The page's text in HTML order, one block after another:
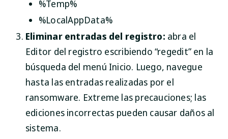
%Temp%
%LocalAppData%
Eliminar entradas del registro: abra el
Editor del registro escribiendo “regedit” en la
búsqueda del menú Inicio. Luego, navegue
hasta las entradas realizadas por el
ransomware. Extreme las precauciones; las
ediciones incorrectas pueden causar daños al
sistema.